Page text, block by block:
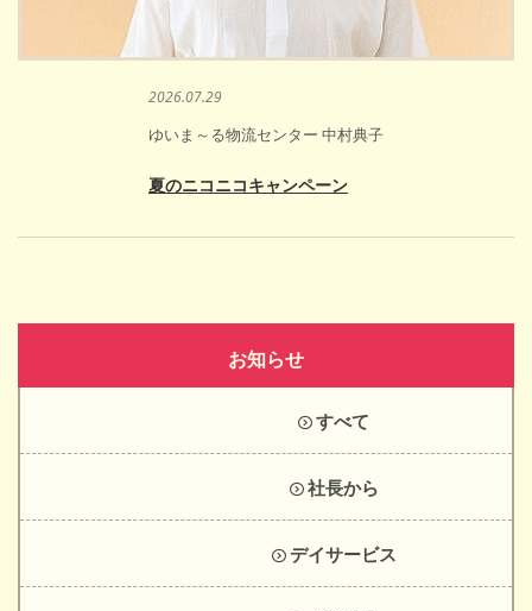
お知らせ
すべて
社長から
デイサービス
2026.07.29
ゆいま～る物流センター 中村典子
夏のニコニコキャンペーン